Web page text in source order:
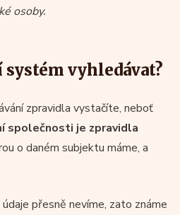
osoby.
systém vyhledávat?
zpravidla vystačíte, neboť
společnosti je zpravidla
o daném subjektu máme, a
přesně nevíme, zato známe